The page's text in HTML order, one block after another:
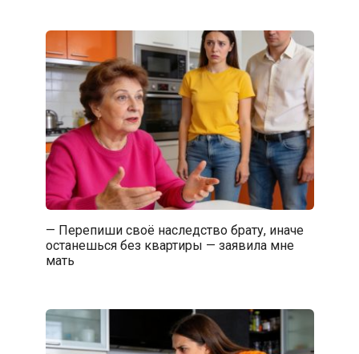
— Перепиши своё наследство брату, иначе
останешься без квартиры — заявила мне
мать